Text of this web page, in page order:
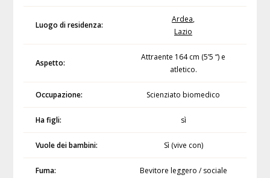
Luogo di residenza:
Ardea,
Lazio
Aspetto:
Attraente 164 cm (5’5 “) e
atletico.
Occupazione: Scienziato biomedico
Ha figli: sì
Vuole dei bambini: Sì (vive con)
Fuma: Bevitore leggero / sociale